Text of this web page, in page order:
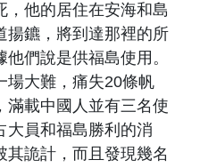
，他的居住在安海和島
揚鑣，將到達那裡的所
們說是供福島使用。
場大難，痛失20條帆
滿載中國人並有三名使
大員和福島勝利的消
詭計，而且發現幾名